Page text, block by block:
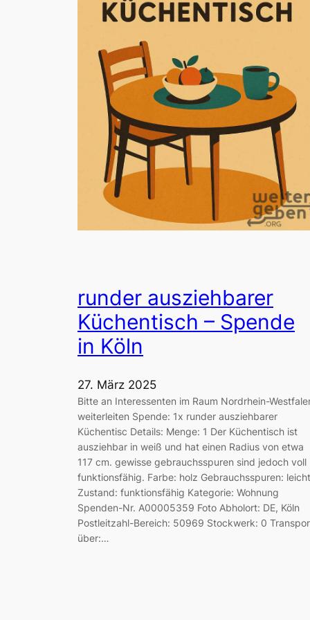
runder ausziehbarer
Küchentisch – Spende
in Köln
27. März 2025
Bitte an Interessenten im Raum Nordrhein-
weiterleiten Spende: 1x runder ausziehbarer
Küchentisc Details: Menge: 1 Der Küchentisch ist
ausziehbar in weiß und hat einen Radius von etwa
117 cm. gewisse gebrauchsspuren sind jedoch voll
funktionsfähig. Farbe: holz Gebrauchsspuren: leicht
Zustand: funktionsfähig Kategorie: Wohnung
Spenden-Nr. A00005359 Foto Abholort: DE, Köln
Postleitzahl-Bereich: 50969 Stockwerk: 0
über:…